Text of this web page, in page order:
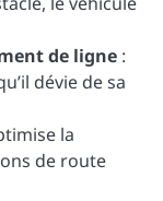
de ligne :
dévie de sa
la
de route